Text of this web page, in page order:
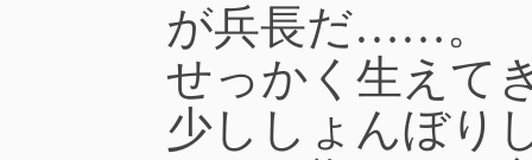
が兵長だ……。
せっかく生え
少ししょんぼり